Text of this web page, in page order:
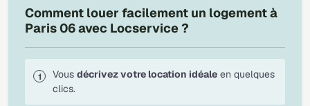
Comment louer facilement un logement à
Paris 06 avec Locservice ?
Vous décrivez votre location idéale en quelques
clics.